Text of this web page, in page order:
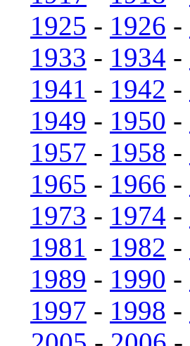
1925 - 1926 -
1933 - 1934 -
1941 - 1942 -
1949 - 1950 -
1957 - 1958 -
1965 - 1966 -
1973 - 1974 -
1981 - 1982 -
1989 - 1990 -
1997 - 1998 -